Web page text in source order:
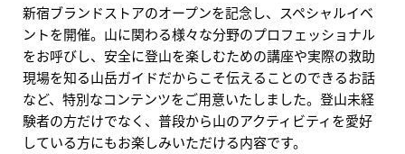
新宿ブランドストアのオープンを記念し、スペシャルイベ
ントを開催。山に関わる様々な分野のプロフェッショナル
をお呼びし、安全に登山を楽しむための講座や実際の救助
現場を知る山岳ガイドだからこそ伝えることのできるお話
など、特別なコンテンツをご用意いたしました。登山未経
験者の方だけでなく、普段から山のアクティビティを愛好
している方にもお楽しみいただける内容です。